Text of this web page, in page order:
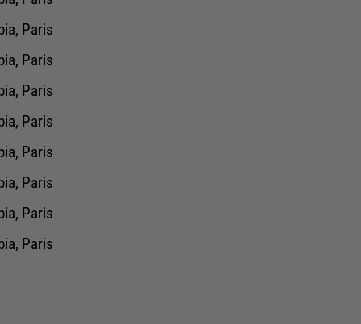
Paris
Paris
Paris
Paris
Paris
Paris
Paris
Paris